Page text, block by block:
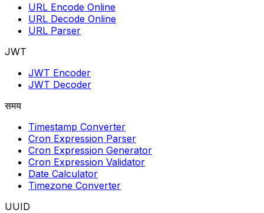
URL Encode Online
URL Decode Online
URL Parser
JWT
JWT Encoder
JWT Decoder
समय
Timestamp Converter
Cron Expression Parser
Cron Expression Generator
Cron Expression Validator
Date Calculator
Timezone Converter
UUID